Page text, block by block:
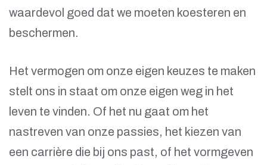
waardevol goed dat we moeten koesteren en
beschermen.
Het vermogen om onze eigen keuzes te maken
stelt ons in staat om onze eigen weg in het
leven te vinden. Of het nu gaat om het
nastreven van onze passies, het kiezen van
een carrière die bij ons past, of het vormgeven